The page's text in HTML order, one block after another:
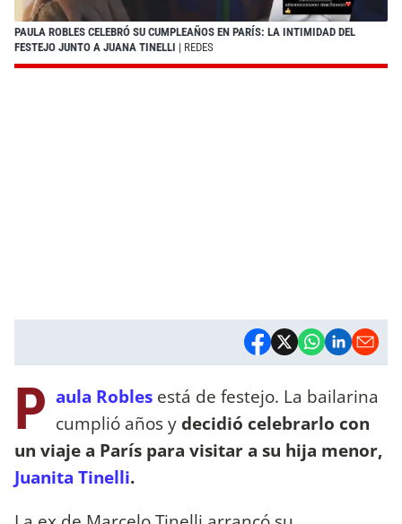
PAULA ROBLES CELEBRÓ SU CUMPLEAÑOS EN PARÍS: LA INTIMIDAD DEL
FESTEJO JUNTO A JUANA TINELLI | REDES
P aula Robles está de festejo. La bailarina
cumplió años ydecidió celebrarlo con
un viaje a París para visitar a su hija menor,
Juanita Tinelli.